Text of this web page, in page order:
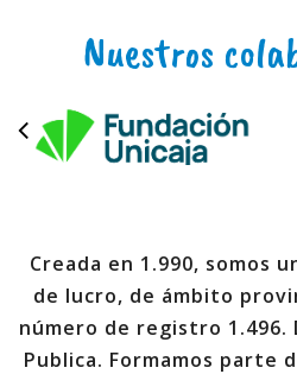
Nuestros
Creada en 1.990, somos
de lucro, de ámbito
número de registro 1.496.
Publica. Formamos parte